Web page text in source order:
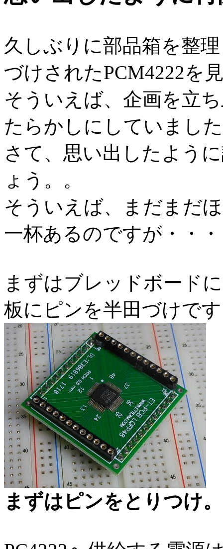
久しぶりに部品箱を整
づけされたPCM4222を
そういえば、企画を立
たらかしにしていまし
さて、思い出したよう
ょう。。
そういえば、まだまだ
一杯あるのですが・・
まずはブレッドボード
板にピンを半田づけで
まずはピンをとりつけ。